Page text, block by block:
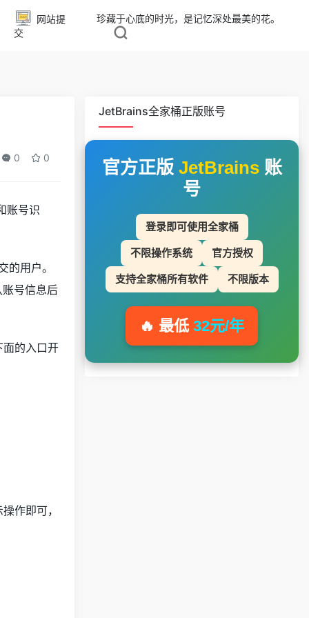
网站提
交
珍藏于心底的时光，是记忆深处最美的花。
0 0
账号识
用户。
号信息后
面的入口开
作即可，
JetBrains全家桶正版账号
官方正版 JetBrains账
号
登录即可使用全家桶
不限操作系统 官方授权
支持全家桶所有软件 不限版本
🔥 最低 32元/年